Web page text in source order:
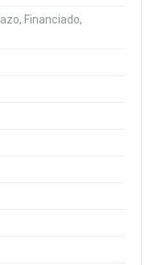
Financiado,